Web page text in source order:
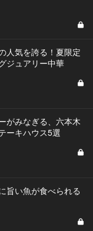
人気を誇る！夏限定
ジュアリー中華
がみなぎる、六本木
ーキハウス5選
旨い魚が食べられる